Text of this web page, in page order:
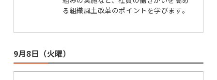
る組織風土改革のポイントを学びます。
9月8日（火曜）